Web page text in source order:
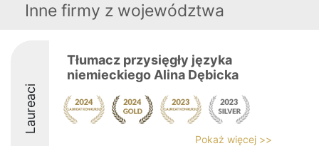
Inne firmy z województwa
Laureaci
Tłumacz przysięgły języka
niemieckiego Alina Dębicka
Pokaż więcej >>